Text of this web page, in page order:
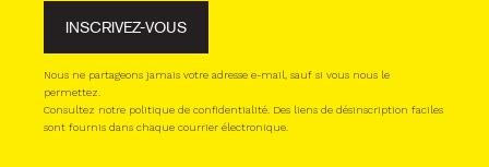
INSCRIVEZ-VOUS
Nous ne partageons jamais votre adresse e-mail, sauf si vous nous le
permettez.
Consultez notre politique de confidentialité. Des liens de désinscription faciles
sont fournis dans chaque courrier électronique.